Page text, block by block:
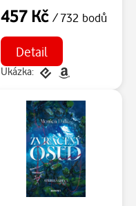
457 Kč / 732 bodů
Detail
Ukázka: